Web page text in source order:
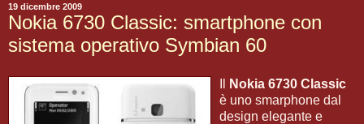
19 dicembre 2009
Nokia 6730 Classic: smartphone con
sistema operativo Symbian 60
Nokia 6730 Classic
è uno smarphone dal
design elegante e